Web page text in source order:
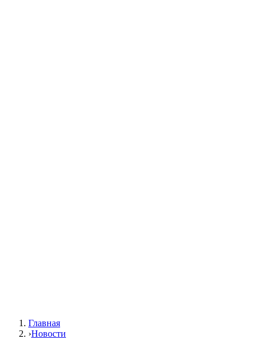
Главная
›Новости